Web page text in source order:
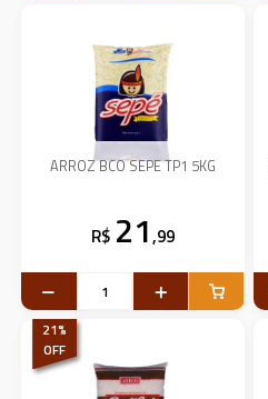
ARROZ BCO SEPE TP1 5KG
R$ 21,99
21%
OFF